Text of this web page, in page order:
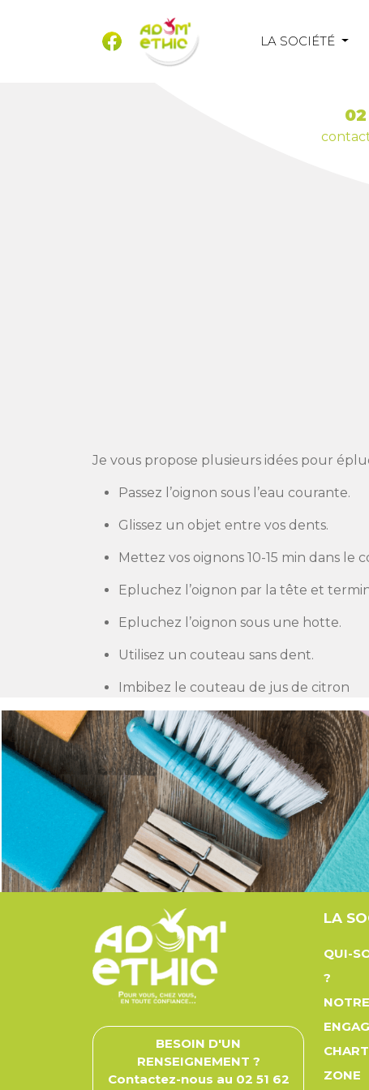
LA SOCIÉTÉ
Je vous propose plusieurs idées pour
Passez l’oignon sous l’eau courante.
Glissez un objet entre vos dents.
Mettez vos oignons 10-15 min dans le
Epluchez l’oignon par la tête et
Epluchez l’oignon sous une hotte.
Utilisez un couteau sans dent.
Imbibez le couteau de jus de citron
BESOIN D'UN
RENSEIGNEMENT ?
Contactez-nous au 02 51 62
LA
QUI-
?
NOTRE
ZONE